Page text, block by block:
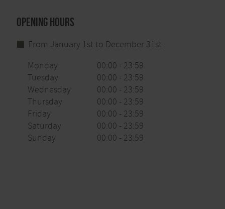
Opening hours
From January 1st to December 31st
Monday
00:00 - 23:59
Tuesday
00:00 - 23:59
Wednesday
00:00 - 23:59
Thursday
00:00 - 23:59
Friday
00:00 - 23:59
Saturday
00:00 - 23:59
Sunday
00:00 - 23:59